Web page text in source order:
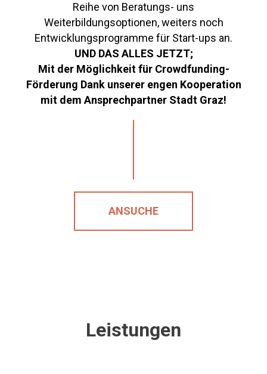
Reihe von Beratungs- uns
Weiterbildungsoptionen, weiters noch
Entwicklungsprogramme für Start-ups an.
UND DAS ALLES JETZT;
Mit der Möglichkeit für Crowdfunding-
Förderung Dank unserer engen Kooperation
mit dem Ansprechpartner Stadt Graz!
ANSUCHE
Leistungen